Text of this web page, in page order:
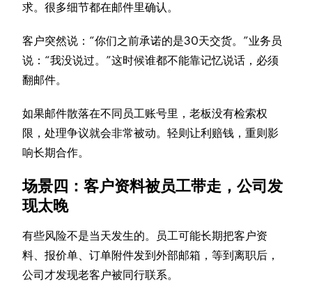
求。很多细节都在邮件里确认。
客户突然说：“你们之前承诺的是30天交货。”业务员
说：“我没说过。”这时候谁都不能靠记忆说话，必须
翻邮件。
如果邮件散落在不同员工账号里，老板没有检索权
限，处理争议就会非常被动。轻则让利赔钱，重则影
响长期合作。
场景四：客户资料被员工带走，公司发
现太晚
有些风险不是当天发生的。员工可能长期把客户资
料、报价单、订单附件发到外部邮箱，等到离职后，
公司才发现老客户被同行联系。